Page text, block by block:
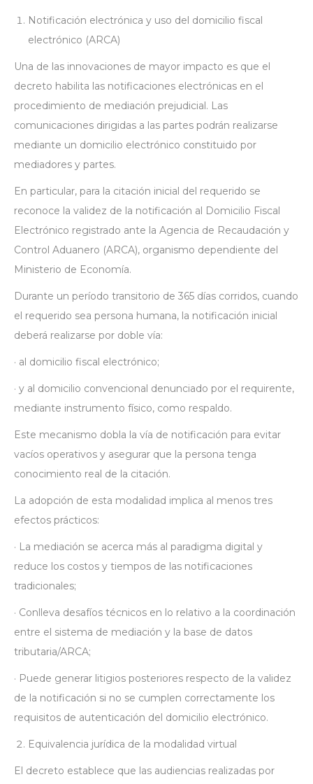
Notificación electrónica y uso del domicilio fiscal
electrónico (ARCA)
Una de las innovaciones de mayor impacto es que el
decreto habilita las notificaciones electrónicas en el
procedimiento de mediación prejudicial. Las
comunicaciones dirigidas a las partes podrán realizarse
mediante un domicilio electrónico constituido por
mediadores y partes.
En particular, para la citación inicial del requerido se
reconoce la validez de la notificación al Domicilio Fiscal
Electrónico registrado ante la Agencia de Recaudación y
Control Aduanero (ARCA), organismo dependiente del
Ministerio de Economía.
Durante un período transitorio de 365 días corridos, cuando
el requerido sea persona humana, la notificación inicial
deberá realizarse por doble vía:
· al domicilio fiscal electrónico;
· y al domicilio convencional denunciado por el requirente,
mediante instrumento físico, como respaldo.
Este mecanismo dobla la vía de notificación para evitar
vacíos operativos y asegurar que la persona tenga
conocimiento real de la citación.
La adopción de esta modalidad implica al menos tres
efectos prácticos:
· La mediación se acerca más al paradigma digital y
reduce los costos y tiempos de las notificaciones
tradicionales;
· Conlleva desafíos técnicos en lo relativo a la coordinación
entre el sistema de mediación y la base de datos
tributaria/ARCA;
· Puede generar litigios posteriores respecto de la validez
de la notificación si no se cumplen correctamente los
requisitos de autenticación del domicilio electrónico.
Equivalencia jurídica de la modalidad virtual
El decreto establece que las audiencias realizadas por